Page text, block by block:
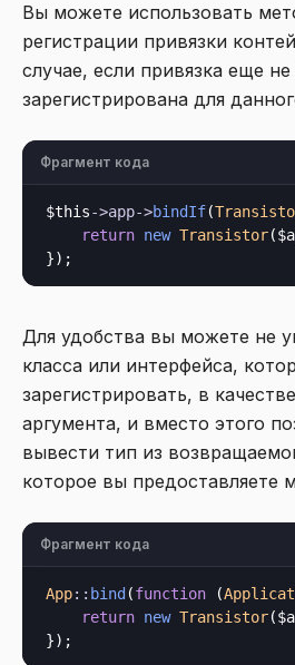
Вы можете использовать
регистрации привязки
случае, если привязка еще
зарегистрирована для
Фрагмент кода
$this->app->bindIf(
return new Transistor
Для удобства вы можете не
класса или интерфейса,
зарегистрировать, в
аргумента, и вместо этого
вывести тип из
которое вы предоставляете
Фрагмент кода
App:: bind (function (
return new Transistor